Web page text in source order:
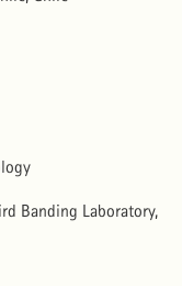
Banding Laboratory,